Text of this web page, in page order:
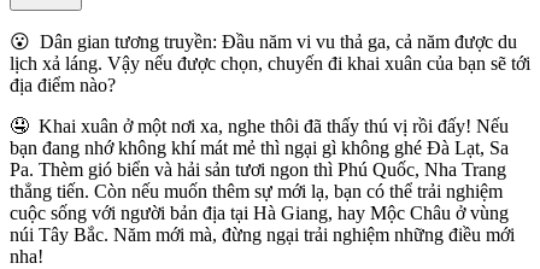
😮 Dân gian tương truyền: Đầu năm vi vu thả ga, cả năm được du
lịch xả láng. Vậy nếu được chọn, chuyến đi khai xuân của bạn sẽ tới
địa điểm nào?
🤤 Khai xuân ở một nơi xa, nghe thôi đã thấy thú vị rồi đấy! Nếu
bạn đang nhớ không khí mát mẻ thì ngại gì không ghé Đà Lạt, Sa
Pa. Thèm gió biển và hải sản tươi ngon thì Phú Quốc, Nha Trang
thẳng tiến. Còn nếu muốn thêm sự mới lạ, bạn có thể trải nghiệm
cuộc sống với người bản địa tại Hà Giang, hay Mộc Châu ở vùng
núi Tây Bắc. Năm mới mà, đừng ngại trải nghiệm những điều mới
nha!